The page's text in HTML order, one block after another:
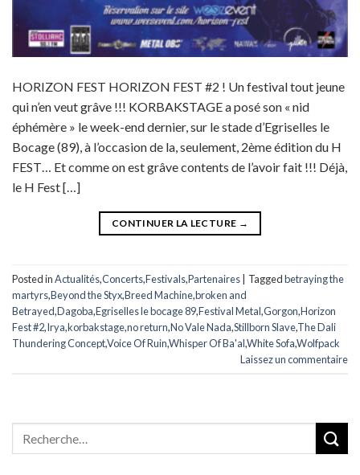
HORIZON FEST HORIZON FEST #2 ! Un festival tout jeune
qui n’en veut grâve !!! KORBAKSTAGE a posé son « nid
éphémère » le week-end dernier, sur le stade d’Egriselles le
Bocage (89), à l’occasion de la, seulement, 2ème édition du H
FEST… Et comme on est grâve contents de l’avoir fait !!! Déjà,
le H Fest […]
CONTINUER LA LECTURE →
Posted inActualités,Concerts,Festivals,Partenaires Taggedbetraying the
martyrs,Beyond the Styx,Breed Machine,broken and
Betrayed,Dagoba,Egriselles le bocage 89,Festival Metal,Gorgon,Horizon
Fest #2,Irya,korbakstage,no return,No Vale Nada,Stillborn Slave,The Dali
Thundering Concept,Voice Of Ruin,Whisper Of Ba'al,White Sofa,Wolfpack
Laissez un commentaire